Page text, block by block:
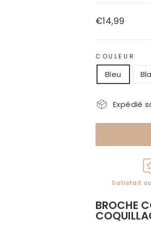
Prix
€14,99
COULEUR
Bleu
Expédié
Satisfait
BROCHE